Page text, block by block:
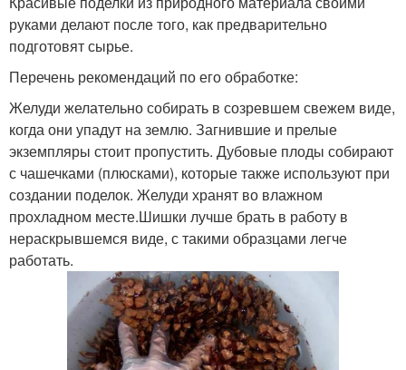
руками делают после того, как предварительно
подготовят сырье.
Перечень рекомендаций по его обработке:
Желуди желательно собирать в созревшем свежем виде,
когда они упадут на землю. Загнившие и прелые
экземпляры стоит пропустить. Дубовые плоды собирают
с чашечками (плюсками), которые также используют при
создании поделок. Желуди хранят во влажном
прохладном месте.Шишки лучше брать в работу в
нераскрывшемся виде, с такими образцами легче
работать.